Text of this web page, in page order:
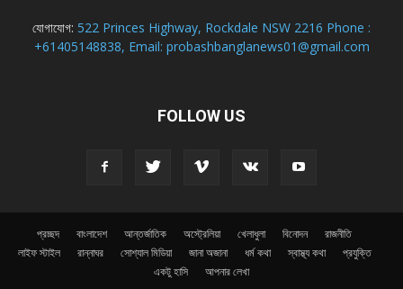
যোগাযোগ: 522 Princes Highway, Rockdale NSW 2216 Phone :
+61405148838, Email: probashbanglanews01@gmail.com
FOLLOW US
প্রচ্ছদ বাংলাদেশ আন্তর্জাতিক অস্ট্রেলিয়া খেলাধুলা বিনোদন
রাজনীতি
লাইফ স্টাইল
রান্নাঘর সোশ্যাল মিডিয়া জানা অজানা ধর্ম কথা স্বাস্থ্য কথা
প্রযুক্তি
একটু হাসি
আপনার লেখা